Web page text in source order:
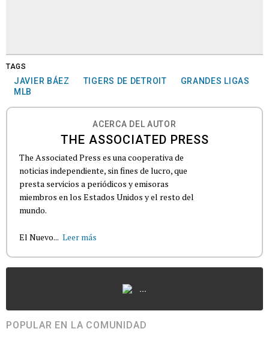
TAGS
JAVIER BÁEZ TIGERS DE DETROIT
GRANDES LIGAS
MLB
ACERCA DEL AUTOR
THE ASSOCIATED PRESS
The Associated Press es una cooperativa de
noticias independiente, sin fines de lucro, que
presta servicios a periódicos y emisoras
miembros en los Estados Unidos y el resto del
mundo.
El Nuevo... Leer más
...
POPULAR EN LA COMUNIDAD